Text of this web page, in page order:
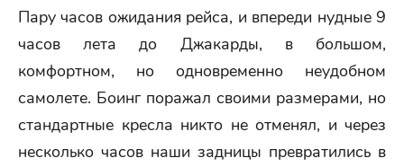
Пару часов ожидания рейса, и впереди нудные 9
часов лета до Джакарды, в большом,
комфортном, но одновременно неудобном
самолете. Боинг поражал своими размерами, но
стандартные кресла никто не отменял, и через
несколько часов наши задницы превратились в